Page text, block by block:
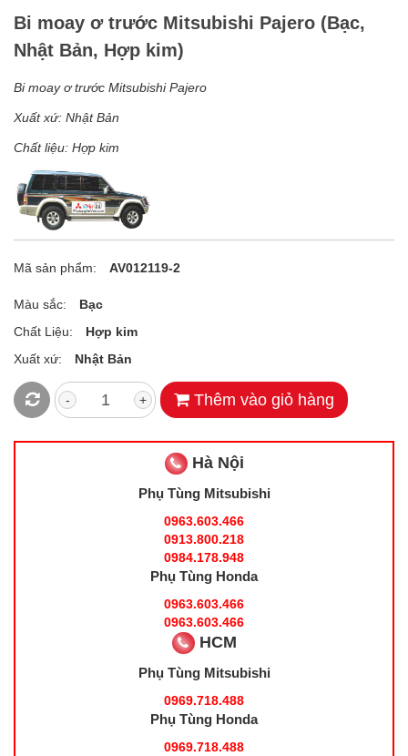
Bi moay ơ trước Mitsubishi Pajero (Bạc,
Nhật Bản, Hợp kim)
Bi moay ơ trước Mitsubishi Pajero
Xuất xứ: Nhật Bản
Chất liệu: Hợp kim
Mã sản phẩm: AV012119-2
Màu sắc:
Bạc
Chất Liệu:
Hợp kim
Xuất xứ:
Nhật Bản
- + Thêm vào giỏ hàng
Hà Nội
Phụ Tùng Mitsubishi
0963.603.466
0913.800.218
0984.178.948
Phụ Tùng Honda
0963.603.466
0963.603.466
HCM
Phụ Tùng Mitsubishi
0969.718.488
Phụ Tùng Honda
0969.718.488